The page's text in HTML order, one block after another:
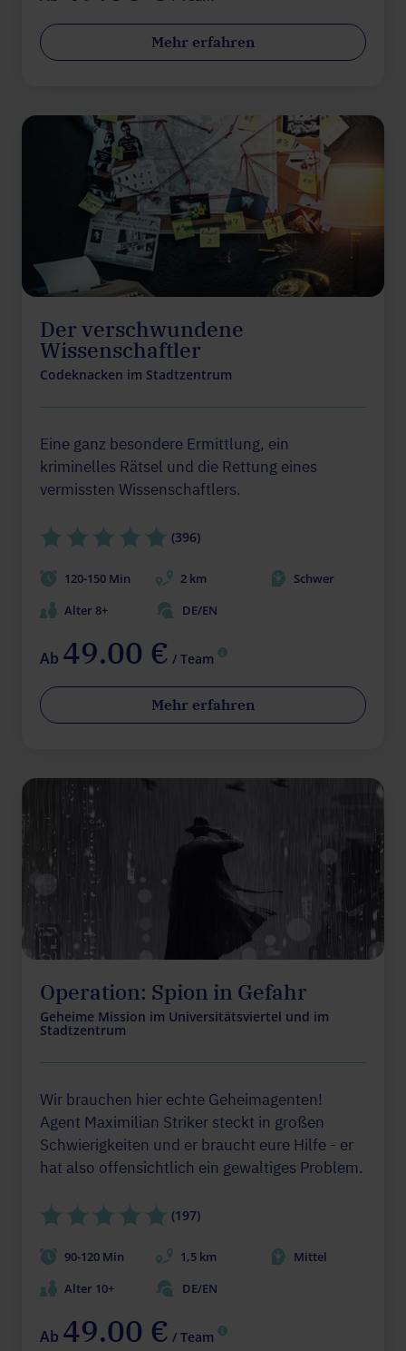
Mehr erfahren
Der verschwundene
Wissenschaftler
Codeknacken im Stadtzentrum
Eine ganz besondere Ermittlung, ein
kriminelles Rätsel und die Rettung eines
vermissten Wissenschaftlers.
(396)
120-150 Min 2 km
Schwer
Alter 8+
DE/EN
Ab 49.00 € / Team
Mehr erfahren
Operation: Spion in Gefahr
Geheime Mission im Universitätsviertel und im
Stadtzentrum
Wir brauchen hier echte Geheimagenten!
Agent Maximilian Striker steckt in großen
Schwierigkeiten und er braucht eure Hilfe - er
hat also offensichtlich ein gewaltiges Problem.
(197)
90-120 Min 1,5 km
Mittel
Alter 10+
DE/EN
Ab 49.00 € / Team